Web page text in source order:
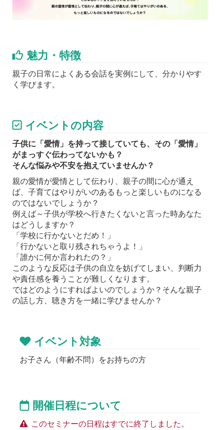
魅力・特徴
親子の日常によくある会話を実例にして、分かりやす
く学びます。
イベントの内容
子供に「愛情」を持って接していても、その「愛情」
がまっすぐ伝わってないかも？
そんな悩みや不安を抱えていませんか？
親の愛情が愛情として伝わり、親子の間に心が通え
ば、子育てはやりがいのあるもっと楽しいものになる
のではないでしょうか？
例えば～子供が学校へ行きたくないと言った時あなた
はどうしますか？
「学校に行かないとだめ！」
「行かないと取り残されちゃうよ！」
「誰かに何か言われたの？」
このような反応は子供の自立を妨げてしまい、判断力
や責任感を養うことが難しくなります。
ではどのようにすればよいのでしょうか？そんな親子
の話し方、聴き方を一緒に学びませんか？
イベント対象
お子さん（年齢不問）をお持ちの方
開催日程について
このセミナーの日程はすでに終了しました。